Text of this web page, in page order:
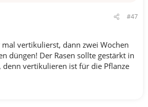
#47
vertikulierst, dann zwei Wochen
düngen! Der Rasen sollte gestärkt in
denn vertikulieren ist für die Pflanze